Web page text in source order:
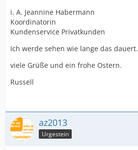
i. A. Jeannine Habermann
Koordinatorin
Kundenservice Privatkunden
Ich werde sehen wie lange das dauert.
viele Grüße und ein frohe Ostern.
Russell
az2013
Urgestein